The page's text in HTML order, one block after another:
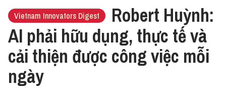
Vietnam Innovators Digest
Robert Huỳnh:
AI phải hữu dụng, thực tế và
cải thiện được công việc mỗi
ngày